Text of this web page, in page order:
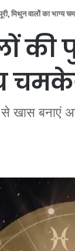
मिथुन वालों का भाग्य
खास बनाएं